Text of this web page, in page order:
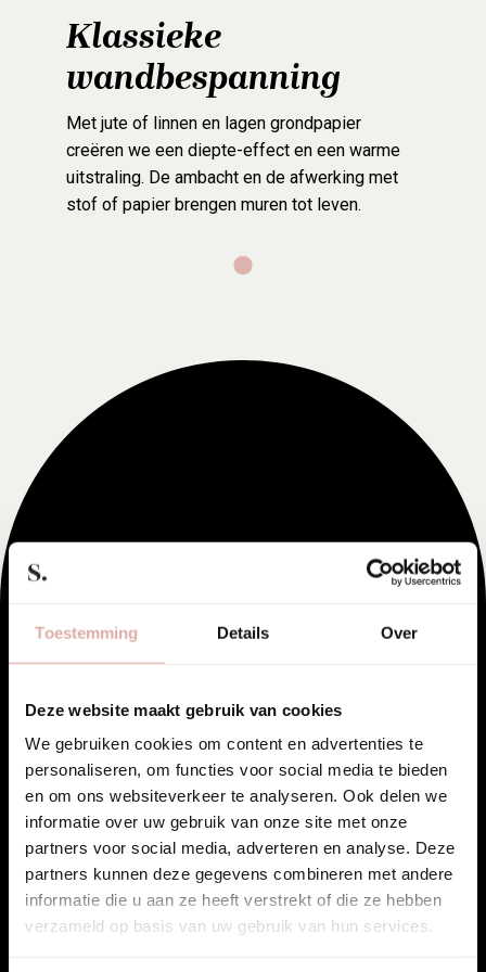
Toestemming Details Over
Deze website maakt gebruik van cookies
We gebruiken cookies om content en advertenties te
personaliseren, om functies voor social media te bieden
en om ons websiteverkeer te analyseren. Ook delen we
informatie over uw gebruik van onze site met onze
partners voor social media, adverteren en analyse. Deze
partners kunnen deze gegevens combineren met andere
informatie die u aan ze heeft verstrekt of die ze hebben
verzameld op basis van uw gebruik van hun services.
Klassieke
wandbespanning
Met jute of linnen en lagen grondpapier
creëren we een diepte-effect en een warme
uitstraling. De ambacht en de afwerking met
stof of papier brengen muren tot leven.
Onze projecten met
wandbespanningen.